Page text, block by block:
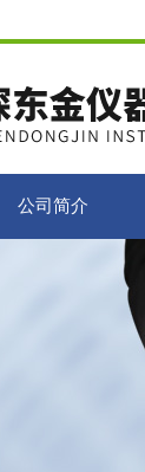
公司简介